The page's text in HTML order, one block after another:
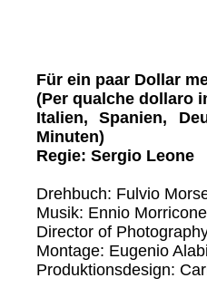
Für ein paar Dollar
(Per qualche dollaro
Italien, Spanien,
Minuten)
Regie: Sergio Leone
Drehbuch: Fulvio
Musik: Ennio Morricone
Director of
Montage: Eugenio
Produktionsdesign: